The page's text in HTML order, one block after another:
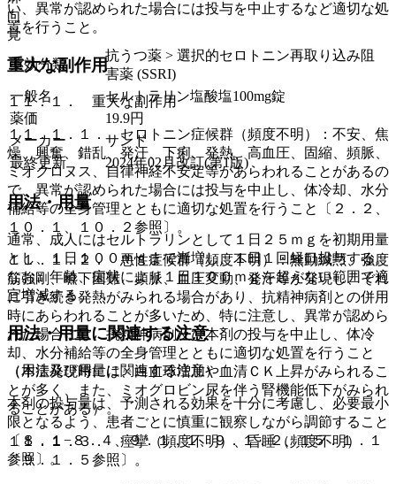
い、異常が認められた場合には投与を中止するなど適切な処
置を行うこと。
重大な副作用
１１．１． 重大な副作用
１１．１．１． セロトニン症候群（頻度不明）：不安、焦
燥、興奮、錯乱、発汗、下痢、発熱、高血圧、固縮、頻脈、
ミオクロヌス、自律神経不安定等があらわれることがあるの
で、異常が認められた場合には投与を中止し、体冷却、水分
補給等の全身管理とともに適切な処置を行うこと〔２．２、
１０．１、１０．２参照〕。
１１．１．２． 悪性症候群（頻度不明）：無動緘黙、強度
筋強剛、嚥下困難、頻脈、血圧変動、発汗等が発現し、それ
に引き続き発熱がみられる場合があり、抗精神病剤との併用
時にあらわれることが多いため、特に注意し、異常が認めら
れた場合には、抗精神病剤及び本剤の投与を中止し、体冷
却、水分補給等の全身管理とともに適切な処置を行うこと
（本症発現時には、白血球増加や血清ＣＫ上昇がみられるこ
とが多く、また、ミオグロビン尿を伴う腎機能低下がみられ
ることがある）。
１１．１．３． 痙攣（頻度不明）、昏睡（頻度不明）
〔９．１．５参照〕。
向
覚
薬効分類
抗うつ薬 > 選択的セロトニン再取り込み阻
害薬 (SSRI)
一般名
セルトラリン塩酸塩100mg錠
薬価
19.9円
メーカー
サンド
最終更新
2024年02月改訂(第1版)
用法・用量
通常、成人にはセルトラリンとして１日２５ｍｇを初期用量
とし、１日１００ｍｇまで漸増し、１日１回経口投与する。
なお、年齢、症状により１日１００ｍｇを超えない範囲で適
宜増減する。
用法・用量に関連する注意
（用法及び用量に関連する注意）
本剤の投与量は、予測される効果を十分に考慮し、必要最小
限となるよう、患者ごとに慎重に観察しながら調節すること
〔８．１−８．４、９．１．１、９．１．２、１５．１．１
参照〕。